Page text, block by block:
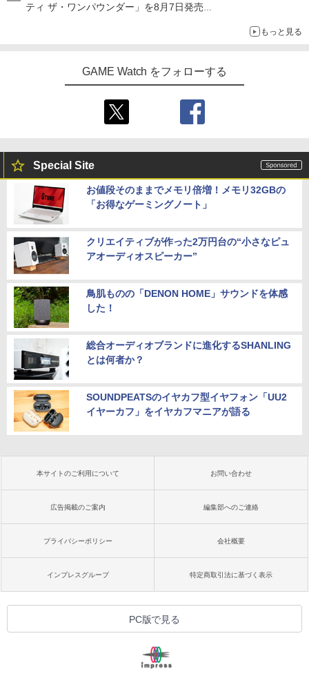
ティ ザ・ワンパウンダー」を8月7日発売
もっと見る
GAME Watch をフォローする
Special Site
お値段そのままでメモリ倍増！メモリ32GBの
「お得なゲーミングノート」
クリエイティブが作った2万円台の“小さなピュ
アオーディオスピーカー”
鳥肌ものの「DENON HOME」サウンドを体感
した！
総合オーディオブランドに進化するSHANLING
とは何者か？
SOUNDPEATSのイヤカフ型イヤフォン「UU2
イヤーカフ」をイヤカフマニアが語る
本サイトのご利用について お問い合わせ
広告掲載のご案内 編集部へのご連絡
プライバシーポリシー 会社概要
インプレスグループ 特定商取引法に基づく表示
PC版で見る